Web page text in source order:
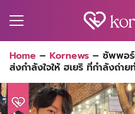
for:
Home – Kornews – ซัพพอร์
ส่งกำลังใจให้ ฮเยริ ที่กำลังถ่าย